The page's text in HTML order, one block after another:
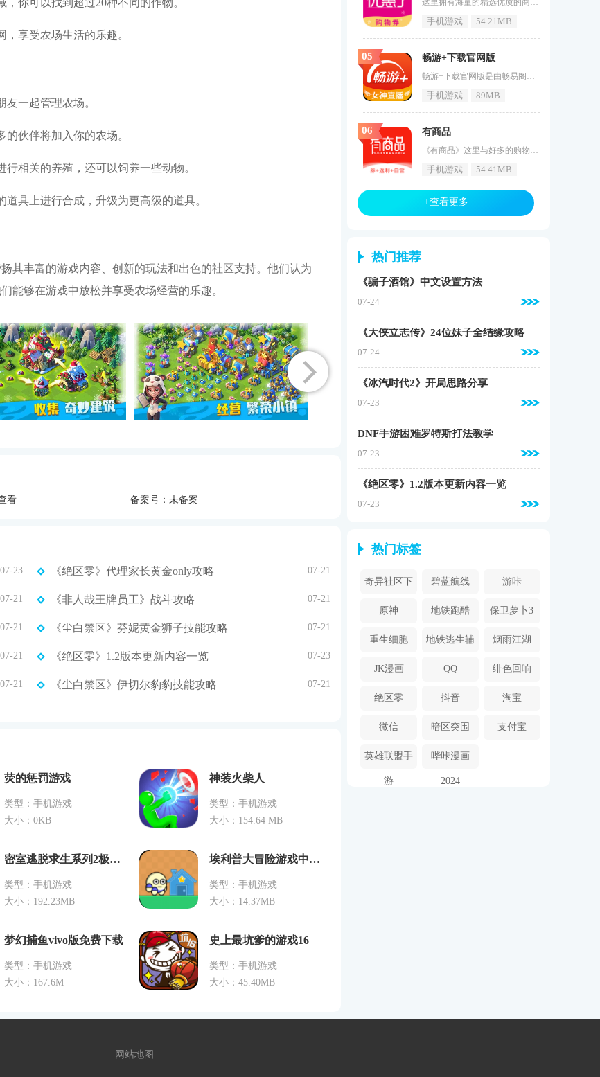
你可以找到超过20种不同的作物。
享受农场生活的乐趣。
一起管理农场。
伙伴将加入你的农场。
相关的养殖，还可以饲养一些动物。
具上进行合成，升级为更高级的道具。
其丰富的游戏内容、创新的玩法和出色的社区支持。他们认为
能够在游戏中放松并享受农场经营的乐趣。
看 备案号：未备案
07-23 《绝区零》代理家长黄金only攻略 07-21
07-21 《非人哉王牌员工》战斗攻略 07-21
07-21 《尘白禁区》芬妮黄金狮子技能攻略 07-21
07-21 《绝区零》1.2版本更新内容一览 07-23
07-21 《尘白禁区》伊切尔豹豹技能攻略 07-21
荧的惩罚游戏
类型：手机游戏
大小：0KB
神装火柴人
类型：手机游戏
大小：154.64 MB
密室逃脱求生系列2极限密探
类型：手机游戏
大小：192.23MB
埃利普大冒险游戏中文版下载安装
类型：手机游戏
大小：14.37MB
梦幻捕鱼vivo版免费下载
类型：手机游戏
大小：167.6M
史上最坑爹的游戏16
类型：手机游戏
大小：45.40MB
这里拥有海量的精选优质的商品，各种精选的宝贝任你挑选。《优惠了》是非常不错的手机购物优惠省钱软件，随时随地的都能进行下单购买。线上购物更方便、更快捷。优惠了介绍优惠了app是一款购物返利软件，优惠了app引领购物新时尚，好物分享美美哒！10亿人民都喜欢的购物优惠券加返佣创业平台。AI推荐，直播抖券，团购，分享，摇一摇，各种有趣的体验欢迎与您。优惠了特色1、正品下单随时购物，给国内众多小伙伴带来省钱福利，所有商品都能轻松搜索，快来这里试试吧!2、商品质量足够安全，查看
手机游戏 54.21MB
畅游+下载官网版
畅游+下载官网版是由畅易阁官方推出的手机移动客户端，它为用户提供了一个在手机上浏览交易中心、进行游戏道具和装备自由交易的便捷平台。对于热爱游戏并希望随时随地管理自己游戏资产的用户来说，这款APP绝对值得一试。畅游+软件功能1.提供全面的游戏道具和装备交易功能，方便用户随时随地买卖。2.支持多种交易方式，包括一口价、竞拍等，满足不同交易需求。3.提供交易记录和订单管理功能，方便用户随时查看交易详情。4.提供游戏资讯和社区交流功能，让用户在交易的同时也能分享游戏
手机游戏 89MB
05
有商品
《有商品》这里与好多的购物软件都有合作，从其他购物平台买回来了好多购物优惠券。这些优惠券全平台都可以通用的，让你不用担心在哪里购物，不强迫商家也不强迫用户只能在一家购物平台购物，喜欢的用户快来游戏窝手游网下载使用吧！有商品介绍有商品是一款购物软件，最新的无界社交电子商务零售商城，将大张优惠券聚集在整个网络上，支持零负担共享赚钱，都不需要原价购物，复制宝贝标题搜索，轻松获得隐藏的优惠券，下订单并取回现金。喜欢的快来下载吧！有商品亮点只需输入您需要购买的产品，您就可以立即
手机游戏 54.41MB
06
+查看更多
热门推荐
《骗子酒馆》中文设置方法
07-24
《大侠立志传》24位妹子全结缘攻略
07-24
《冰汽时代2》开局思路分享
07-23
DNF手游困难罗特斯打法教学
07-23
《绝区零》1.2版本更新内容一览
07-23
热门标签
奇异社区下
载安装
碧蓝航线 游咔
原神 地铁跑酷 保卫萝卜3
重生细胞 地铁逃生辅
助器
烟雨江湖
JK漫画 QQ 绯色回响
绝区零 抖音 淘宝
微信 暗区突围 支付宝
英雄联盟手
游
哔咔漫画
2024
网站地图